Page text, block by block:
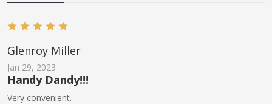
Glenroy Miller
Jan 29, 2023
Handy Dandy!!!
Very convenient.